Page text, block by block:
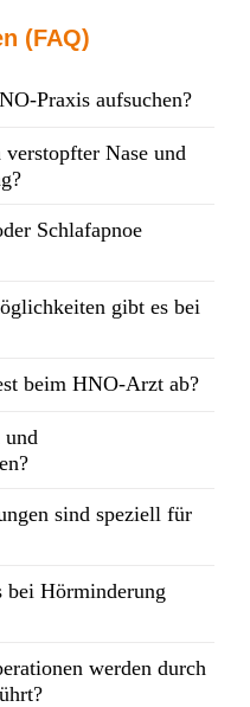
(FAQ)
Praxis aufsuchen?
Nase und
Schlafapnoe
gibt es bei
beim HNO-Arzt ab?
sind speziell für
bei Hörminderung
werden durch